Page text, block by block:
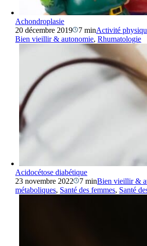
Achondroplasie
20 décembre 2019
7 minActivité
Bien vieillir & autonomie,Rhumatologie
Acidocétose diabétique
23 novembre 2022
7 minBien vieillir &
métaboliques, Santé des femmes, Santé